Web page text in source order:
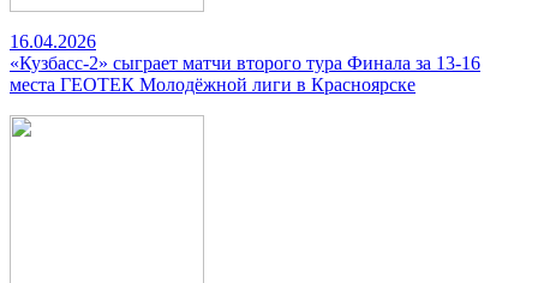
16.04.2026
«Кузбасс-2» сыграет матчи второго тура Финала за 13-16
места ГЕОТЕК Молодёжной лиги в Красноярске